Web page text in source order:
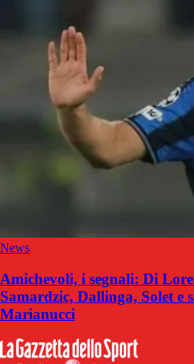
News
Amichevoli, i segnali: Di
Samardzic, Dallinga, Solet e
Marianucci